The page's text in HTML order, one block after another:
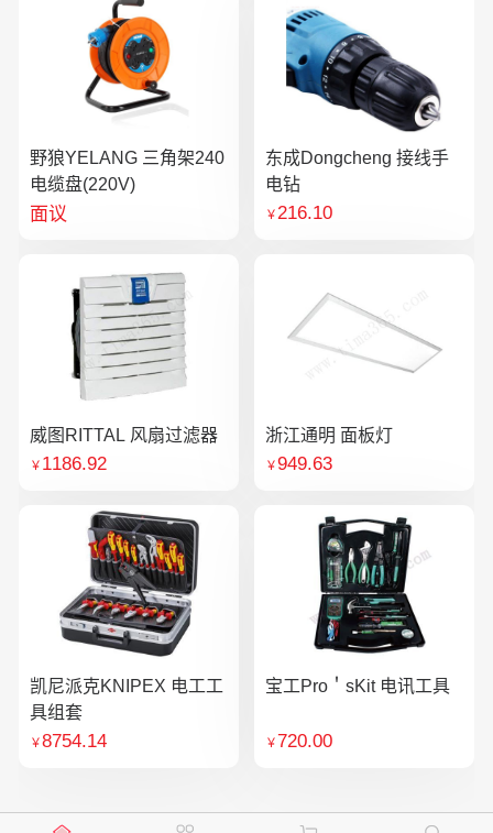
野狼YELANG 三角架240
电缆盘(220V)
面议
东成Dongcheng 接线手
电钻
￥216.10
威图RITTAL 风扇过滤器
￥ 1186.92
浙江通明 面板灯
￥949.63
凯尼派克KNIPEX 电工工
具组套
￥8754.14
宝工Pro＇sKit 电讯工具
￥720.00